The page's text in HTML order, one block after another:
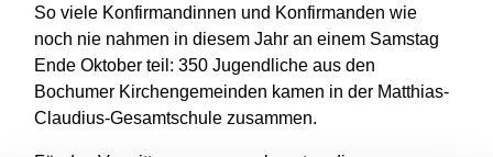
So viele Konfirmandinnen und Konfirmanden wie
noch nie nahmen in diesem Jahr an einem Samstag
Ende Oktober teil: 350 Jugendliche aus den
Bochumer Kirchengemeinden kamen in der Matthias-
Claudius-Gesamtschule zusammen.